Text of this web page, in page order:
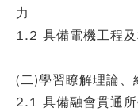
力
1.2 具備電機工程
(二)學習瞭解理論、
2.1 具備融會貫通